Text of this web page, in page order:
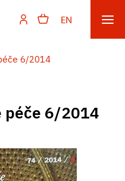
EN
6/2014
péče 6/2014